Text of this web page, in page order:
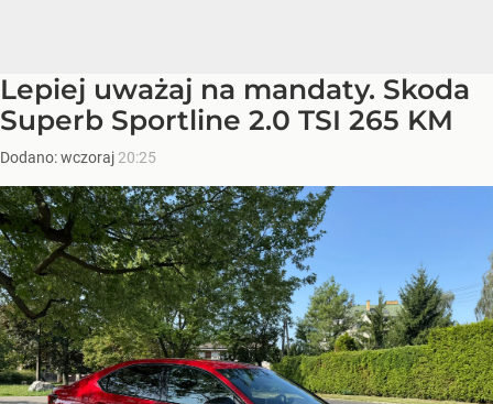
Lepiej uważaj na mandaty. Skoda
Superb Sportline 2.0 TSI 265 KM
Dodano:wczoraj 20:25